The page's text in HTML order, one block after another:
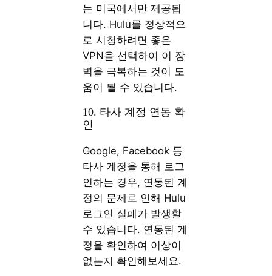
는 미국에서만 제공됩
니다. Hulu를 정상적으
로 시청하려면 좋은
VPN을 선택하여 이 장
벽을 극복하는 것이 도
움이 될 수 있습니다.
10. 타사 계정 연동 확
인
Google, Facebook 등
타사 계정을 통해 로그
인하는 경우, 연동된 계
정의 문제로 인해 Hulu
로그인 실패가 발생할
수 있습니다. 연동된 계
정을 확인하여 이상이
없는지 확인해보세요.